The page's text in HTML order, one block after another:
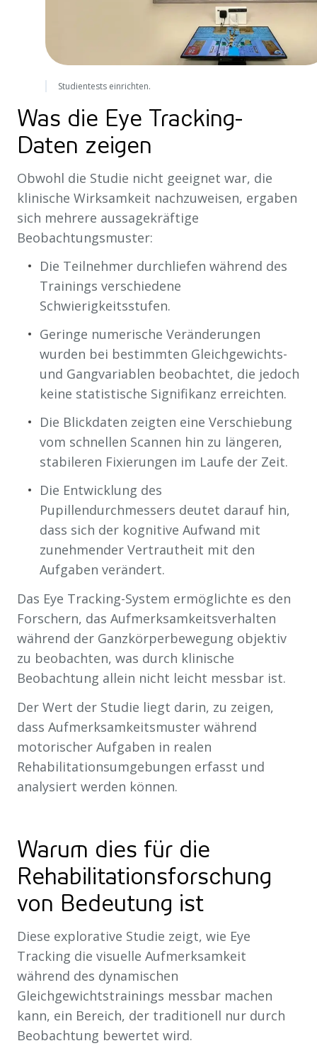
Studientests einrichten.
Was die Eye Tracking-
Daten zeigen
Obwohl die Studie nicht geeignet war, die
klinische Wirksamkeit nachzuweisen, ergaben
sich mehrere aussagekräftige
Beobachtungsmuster:
Die Teilnehmer durchliefen während des
Trainings verschiedene
Schwierigkeitsstufen.
Geringe numerische Veränderungen
wurden bei bestimmten Gleichgewichts-
und Gangvariablen beobachtet, die jedoch
keine statistische Signifikanz erreichten.
Die Blickdaten zeigten eine Verschiebung
vom schnellen Scannen hin zu längeren,
stabileren Fixierungen im Laufe der Zeit.
Die Entwicklung des
Pupillendurchmessers deutet darauf hin,
dass sich der kognitive Aufwand mit
zunehmender Vertrautheit mit den
Aufgaben verändert.
Das Eye Tracking-System ermöglichte es den
Forschern, das Aufmerksamkeitsverhalten
während der Ganzkörperbewegung objektiv
zu beobachten, was durch klinische
Beobachtung allein nicht leicht messbar ist.
Der Wert der Studie liegt darin, zu zeigen,
dass Aufmerksamkeitsmuster während
motorischer Aufgaben in realen
Rehabilitationsumgebungen erfasst und
analysiert werden können.
Warum dies für die
Rehabilitationsforschung
von Bedeutung ist
Diese explorative Studie zeigt, wie Eye
Tracking die visuelle Aufmerksamkeit
während des dynamischen
Gleichgewichtstrainings messbar machen
kann, ein Bereich, der traditionell nur durch
Beobachtung bewertet wird.